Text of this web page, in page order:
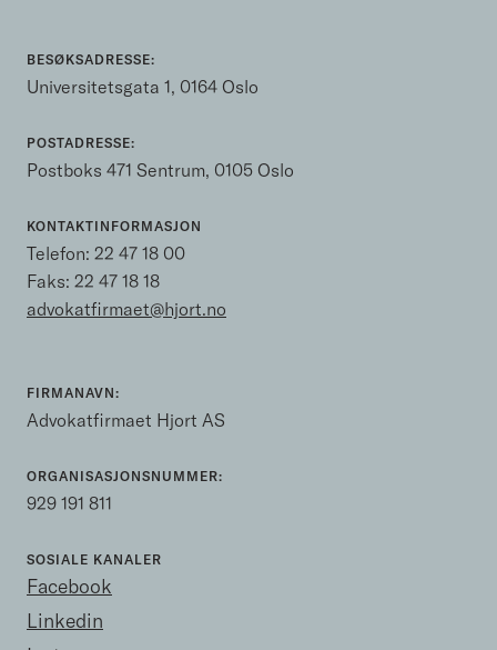
BESØKSADRESSE:
Universitetsgata 1, 0164 Oslo
POSTADRESSE:
Postboks 471 Sentrum, 0105 Oslo
KONTAKTINFORMASJON
Telefon: 22 47 18 00
Faks: 22 47 18 18
advokatfirmaet@hjort.no
FIRMANAVN:
Advokatfirmaet Hjort AS
ORGANISASJONSNUMMER:
929 191 811
SOSIALE KANALER
Facebook
Linkedin